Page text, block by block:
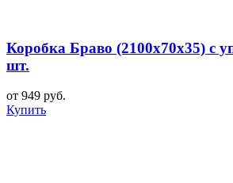
Коробка Браво (2100x70x35) с
шт.
от 949 руб.
Купить